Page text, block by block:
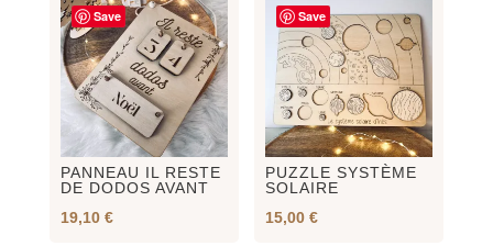
Save
PANNEAU IL RESTE
DE DODOS AVANT
19,10 €
Save
PUZZLE SYSTÈME
SOLAIRE
15,00€